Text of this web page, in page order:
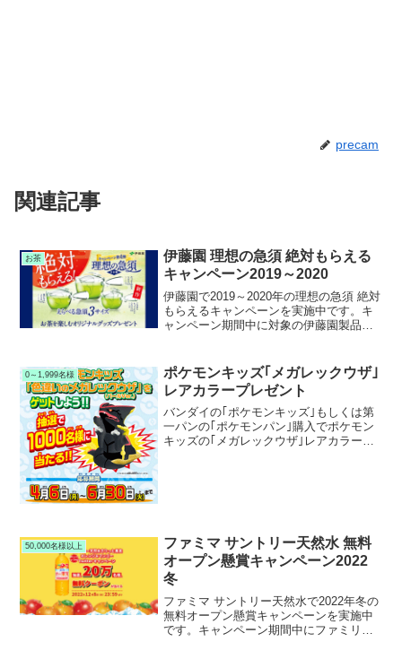
precam
関連記事
お茶
伊藤園 理想の急須 絶対もらえる
キャンペーン2019～2020
伊藤園で2019～2020年の理想の急須 絶対
もらえるキャンペーンを実施中です。キ
ャンペーン期間中に対象の伊藤園製品を
ィースプーンが絶対もらえます。
0～1,999名様
ポケモンキッズ｢メガレックウザ｣
レアカラープレゼント
バンダイの｢ポケモンキッズ｣もしくは第
一パンの｢ポケモンパン｣購入でポケモン
キッズの｢メガレックウザ｣レアカラーが
50,000名様以上
ファミマ サントリー天然水 無料
オープン懸賞キャンペーン2022
冬
ファミマ サントリー天然水で2022年冬の
無料オープン懸賞キャンペーンを実施中
です。キャンペーン期間中にファミリー